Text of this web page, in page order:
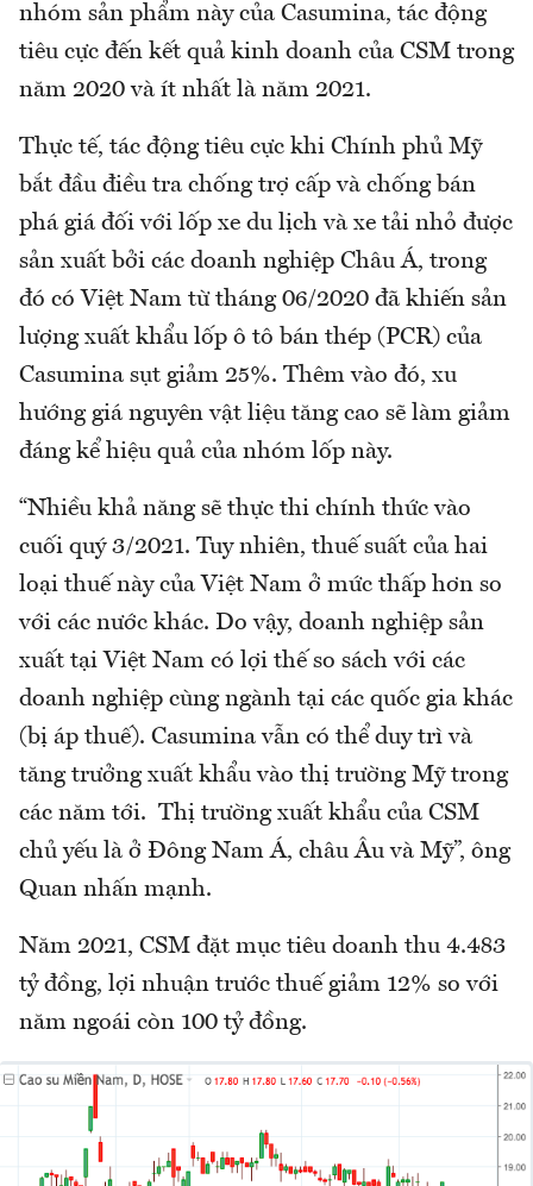
nhóm sản phẩm này của Casumina, tác động
tiêu cực đến kết quả kinh doanh của CSM trong
năm 2020 và ít nhất là năm 2021.
Thực tế, tác động tiêu cực khi Chính phủ Mỹ
bắt đầu điều tra chống trợ cấp và chống bán
phá giá đối với lốp xe du lịch và xe tải nhỏ được
sản xuất bởi các doanh nghiệp Châu Á, trong
đó có Việt Nam từ tháng 06/2020 đã khiến sản
lượng xuất khẩu lốp ô tô bán thép (PCR) của
Casumina sụt giảm 25%. Thêm vào đó, xu
hướng giá nguyên vật liệu tăng cao sẽ làm giảm
đáng kể hiệu quả của nhóm lốp này.
“Nhiều khả năng sẽ thực thi chính thức vào
cuối quý 3/2021. Tuy nhiên, thuế suất của hai
loại thuế này của Việt Nam ở mức thấp hơn so
với các nước khác. Do vậy, doanh nghiệp sản
xuất tại Việt Nam có lợi thế so sách với các
doanh nghiệp cùng ngành tại các quốc gia khác
(bị áp thuế). Casumina vẫn có thể duy trì và
tăng trưởng xuất khẩu vào thị trường Mỹ trong
các năm tới. Thị trường xuất khẩu của CSM
chủ yếu là ở Đông Nam Á, châu Âu và Mỹ”, ông
Quan nhấn mạnh.
Năm 2021, CSM đặt mục tiêu doanh thu 4.483
tỷ đồng, lợi nhuận trước thuế giảm 12% so với
năm ngoái còn 100 tỷ đồng.